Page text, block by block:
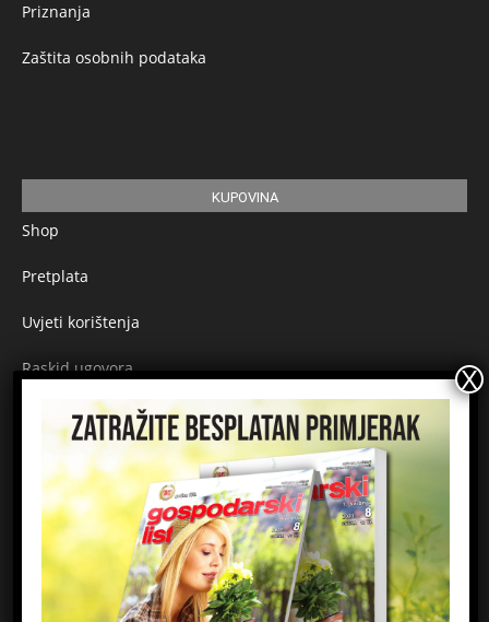
Priznanja
Zaštita osobnih podataka
KUPOVINA
Shop
Pretplata
Uvjeti korištenja
Raskid ugovora
Načini plaćanja
Sigurnost plaćanja
Prijavite se na newsletter